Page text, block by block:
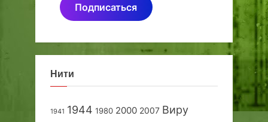
Подписаться
Нити
1941 1944 1980 2000 2007 Виру